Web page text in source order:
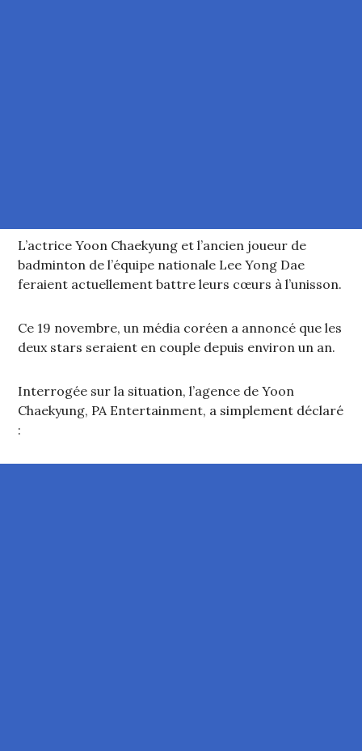
L’actrice Yoon Chaekyung et l’ancien joueur de
badminton de l’équipe nationale Lee Yong Dae
feraient actuellement battre leurs cœurs à l’unisson.
Ce 19 novembre, un média coréen a annoncé que les
deux stars seraient en couple depuis environ un an.
Interrogée sur la situation, l’agence de Yoon
Chaekyung, PA Entertainment, a simplement déclaré
: